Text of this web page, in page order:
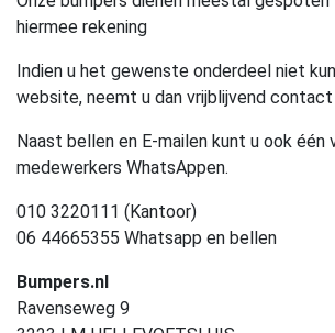
hiermee rekening
Indien u het gewenste onderdeel niet
website, neemt u dan vrijblijvend
Naast bellen en E-mailen kunt u ook één
medewerkers WhatsAppen.
010 3220111 (Kantoor)
06 44665355 Whatsapp en bellen
Bumpers.nl
Ravenseweg 9